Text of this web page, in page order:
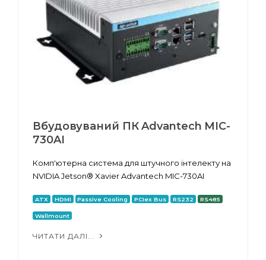
Вбудовуваний ПК Advantech MIC-
730AI
Комп'ютерна система для штучного інтелекту на
NVIDIA Jetson® Xavier Advantech MIC-730AI
ATX HDMI Passive Cooling PCIex Bus RS232 RS485
Wallmount
ЧИТАТИ ДАЛІ...